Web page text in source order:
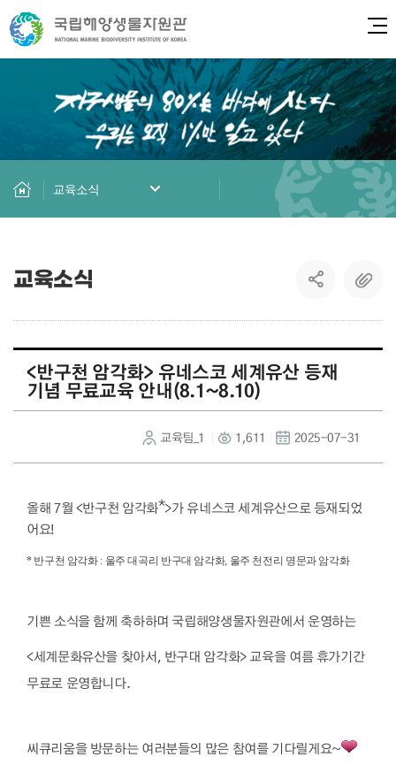
교육소식
교육소식
<반구천 암각화> 유네스코 세계유산 등재
기념 무료교육 안내(8.1~8.10)
교육팀_1 1,611 2025-07-31
올해 7월 <반구천 암각화*>가 유네스코 세계유산으로 등재되었
어요!
* 반구천 암각화 : 울주 대곡리 반구대 암각화, 울주 천전리 명문과 암각화
기쁜 소식을 함께 축하하며 국립해양생물자원관에서 운영하는
<세계문화유산을 찾아서, 반구대 암각화> 교육을 여름 휴가기간
무료로 운영합니다.
씨큐리움을 방문하는 여러분들의 많은 참여를 기다릴게요~